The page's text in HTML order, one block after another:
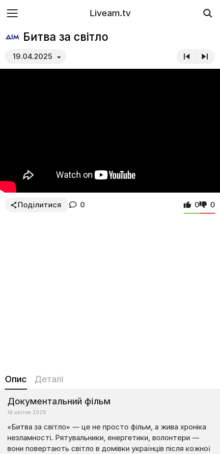
Liveam.tv
Битва за світло
19.04.2025
Поділитися 0 0 0
Опис Деталі
Документальний фільм
19 квітня 2025
«Битва за світло» — це не просто фільм, а жива хроніка
незламності. Рятувальники, енергетики, волонтери —
вони повертають світло в домівки українців після кожної